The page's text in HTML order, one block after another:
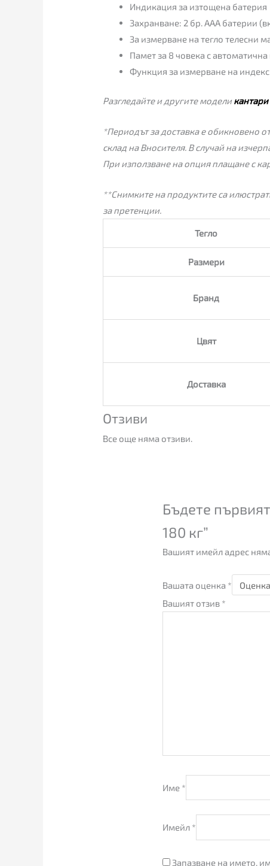
Индикация за изтощена батерия
Захранване: 2 бр. ААА батерии
За измерване на тегло телесни
Памет за 8 човека с
Функция за измерване на индекс
Разгледайте и другите моделикантари
*Периодът за доставка е обикновено
склад на Вносителя. В случай на
При използване на опция плащане с
**Снимките на продуктите са
за претенции.
Тегло
Размери
Бранд
Цвят
Доставка
Отзиви
Все още няма отзиви.
Бъдете
180 кг”
Вашият имейл адрес
Вашата оценка *
Вашият отзив *
Име *
Имейл *
Запазване на името,